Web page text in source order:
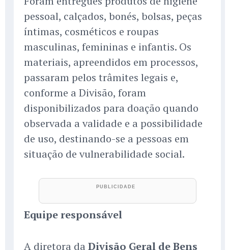
pessoal, calçados, bonés, bolsas, peças
íntimas, cosméticos e roupas
masculinas, femininas e infantis. Os
materiais, apreendidos em processos,
passaram pelos trâmites legais e,
conforme a Divisão, foram
disponibilizados para doação quando
observada a validade e a possibilidade
de uso, destinando-se a pessoas em
situação de vulnerabilidade social.
Equipe responsável
A diretora da Divisão Geral de Bens